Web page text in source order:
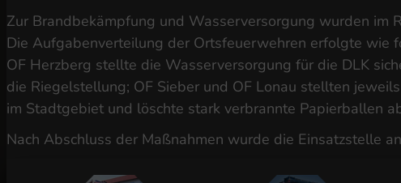
Zur Brandbekämpfung und Wasserversorgung wurden im
Die Aufgabenverteilung der Ortsfeuerwehren erfolgte wie
OF Herzberg stellte die Wasserversorgung für die DLK
die Riegelstellung; OF Sieber und OF Lonau stellten
im Stadtgebiet und löschte stark verbrannte Papierballen
Nach Abschluss der Maßnahmen wurde die Einsatzstelle